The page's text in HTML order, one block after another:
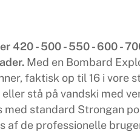
420 - 500 - 550 - 600 -
Med en Bombard
faktisk op til 16 i
stå på vandski med
med standard Strongan
de professionelle